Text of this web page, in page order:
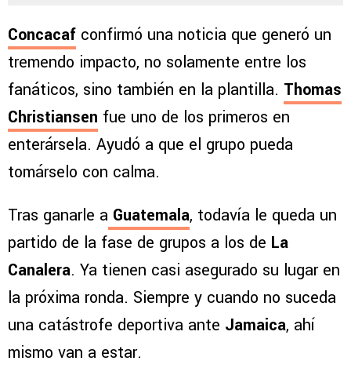
Concacaf confirmó una noticia que generó un
tremendo impacto, no solamente entre los
fanáticos, sino también en la plantilla. Thomas
Christiansen fue uno de los primeros en
enterársela. Ayudó a que el grupo pueda
tomárselo con calma.
Tras ganarle a Guatemala, todavía le queda un
partido de la fase de grupos a los de La
Canalera. Ya tienen casi asegurado su lugar en
la próxima ronda. Siempre y cuando no suceda
una catástrofe deportiva ante Jamaica, ahí
mismo van a estar.